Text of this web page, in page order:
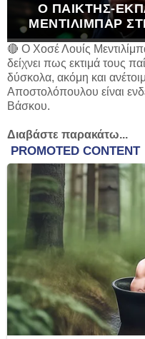
Ο ΠΑΊΚΤΗΣ-
ΜΕΝΤΙΛΊΜΠΑΡ
🔴 Ο Χοσέ Λουίς
δείχνει πως εκτιμά τους
δύσκολα, ακόμη και
Αποστολόπουλου είναι
Βάσκου.
Διαβάστε παρακάτω...